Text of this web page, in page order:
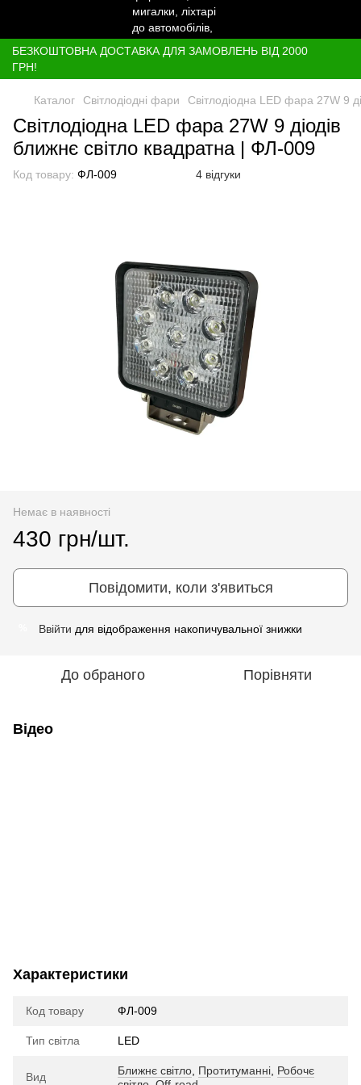
БЕЗКОШТОВНА ДОСТАВКА ДЛЯ ЗАМОВЛЕНЬ ВІД 2000
ГРН!
Каталог Світлодіодні фари Світлодіодна LED фара 27W 9
Світлодіодна LED фара 27W 9 діодів
ближнє світло квадратна | ФЛ-009
Код товару: ФЛ-009 4 відгуки
Немає в наявності
430 грн/шт.
Повідомити, коли з'явиться
Ввійти для відображення накопичувальної знижки
До обраного Порівняти
Відео
Характеристики
Код товару ФЛ-009
Тип світла LED
Вид Ближнє світло Протитуманні Робочє